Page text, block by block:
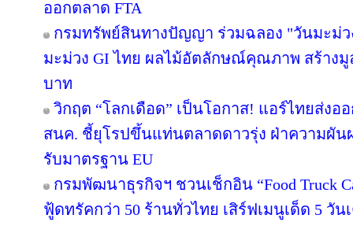
ออกตลาด FTA
กรมทรัพย์สินทางปัญญา ร่วมฉลอง "วันมะม่
มะม่วง GI ไทย ผลไม้อัตลักษณ์คุณภาพ สร้างมู
บาท
วิกฤต “โลกเดือด” เป็นโอกาส! แอร์ไทยส่งอ
สนค. ชี้ยุโรปขึ้นแท่นตลาดดาวรุ่ง ฝ่าความผัน
รับมาตรฐาน EU
กรมพัฒนาธุรกิจฯ ชวนเช็กอิน “Food Truck
ฟู้ดทรัคกว่า 50 ร้านทั่วไทย เสิร์ฟเมนูเด็ด 5 วัน